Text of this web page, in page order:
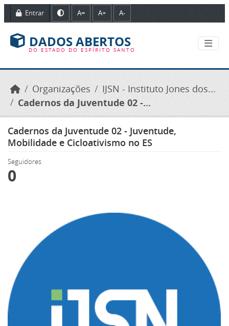
Ir para o conteúdo principal
Entrar A= A+ A-
DADOS ABERTOS
DO ESTADO DO ESPÍRITO SANTO
Organizações IJSN - Instituto Jones dos...
Cadernos da Juventude 02 -...
Cadernos da Juventude 02 - Juventude,
Mobilidade e Cicloativismo no ES
Seguidores
0